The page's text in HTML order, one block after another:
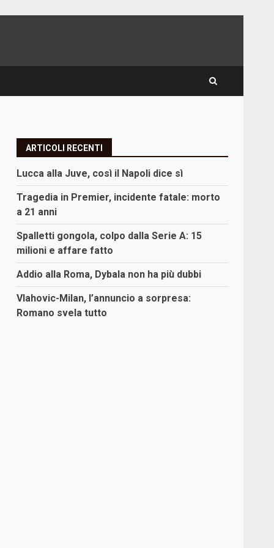
ARTICOLI RECENTI
Lucca alla Juve, così il Napoli dice sì
Tragedia in Premier, incidente fatale: morto
a 21 anni
Spalletti gongola, colpo dalla Serie A: 15
milioni e affare fatto
Addio alla Roma, Dybala non ha più dubbi
Vlahovic-Milan, l’annuncio a sorpresa:
Romano svela tutto